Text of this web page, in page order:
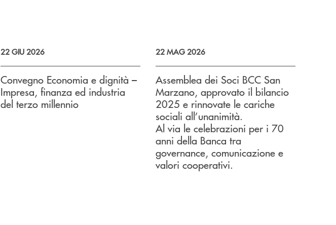
22 GIU 2026
Convegno Economia e dignità –
Impresa, finanza ed industria
del terzo millennio
22 MAG 2026
Assemblea dei Soci BCC San
Marzano, approvato il bilancio
2025 e rinnovate le cariche
sociali all’unanimità.
Al via le celebrazioni per i 70
anni della Banca tra
governance, comunicazione e
valori cooperativi.